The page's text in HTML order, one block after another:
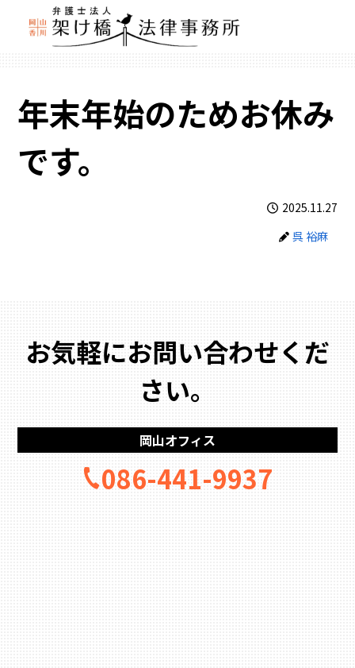
年末年始のためお休み
です。
2025.11.27
呉 裕麻
お気軽にお問い合わせくだ
さい。
岡山オフィス
086-441-9937